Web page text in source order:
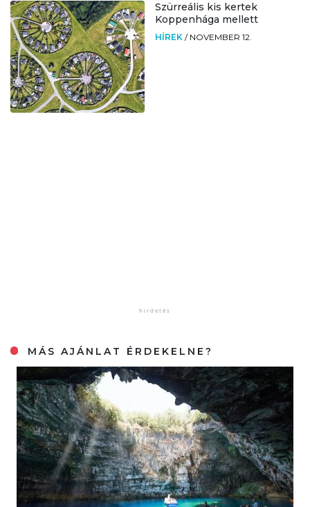
Szürreális kis kertek
Koppenhága mellett
HÍREK / NOVEMBER 12.
MÁS AJÁNLAT ÉRDEKELNE?